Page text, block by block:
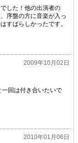
した！他の出演者の
序盤の方に音楽が入っ
すばらしかったです。
2009年10月02日
回は付き合いたいで
2010年01月06日